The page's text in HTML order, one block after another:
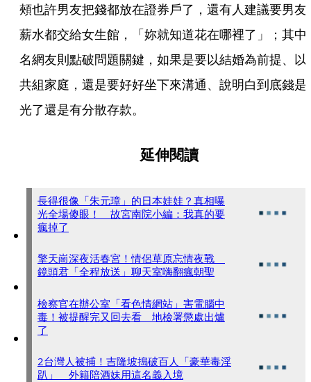
頰也許男友把錢都放在證券戶了，還有人建議要男友
薪水都交給女生館，「妳就知道花在哪裡了」；其中
名網友則點破問題關鍵，如果是要以結婚為前提、以
共組家庭，還是要好好坐下來溝通、說明白到底錢是
光了還是有分散存款。
延伸閱讀
長得很像「朱元璋」的日本娃娃？真相曝
光全場傻眼！ 故宮南院小編：我真的要
瘋掉了
擎天崗深夜活春宮！情侶草原忘情夜戰
鏡頭君「全程放送」聊天室嗨翻瘋朝聖
檢察官在辦公室「看色情網站」害電腦中
毒！被提醒完又回去看 地檢署懲處出爐
了
2台灣人被捕！吉隆坡搗破百人「豪華毒淫
趴」 外籍陪酒妹用這名義入境